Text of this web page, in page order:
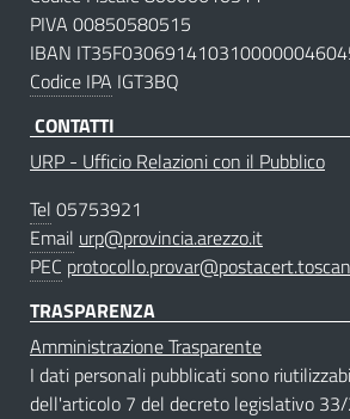
PIVA 00850580515
IBAN
Codice IPA IGT3BQ
CONTATTI
URP - Ufficio Relazioni con il Pubblico
Tel 05753921
Email urp@provincia.arezzo.it
PEC
TRASPARENZA
Amministrazione Trasparente
I dati personali pubblicati sono
dell'articolo 7 del decreto legislativo